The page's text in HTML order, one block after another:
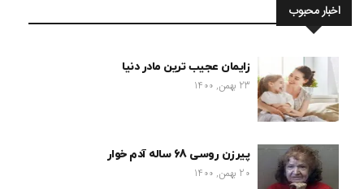
اخبار محبوب
زایمان عجیب ترین مادر دنیا
23 بهمن, 1400
پیرزن روسی 68 ساله آدم خوار
20 بهمن, 1400